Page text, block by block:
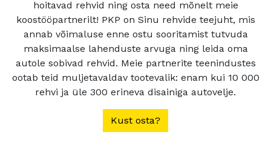
hoitavad rehvid ning osta need mõnelt meie
koostööpartnerilt! PKP on Sinu rehvide teejuht, mis
annab võimaluse enne ostu sooritamist tutvuda
maksimaalse lahenduste arvuga ning leida oma
autole sobivad rehvid. Meie partnerite teenindustes
ootab teid muljetavaldav tootevalik: enam kui 10 000
rehvi ja üle 300 erineva disainiga autovelje.
Kust osta?